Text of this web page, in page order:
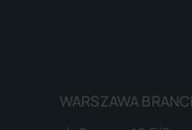
WARSZAWA